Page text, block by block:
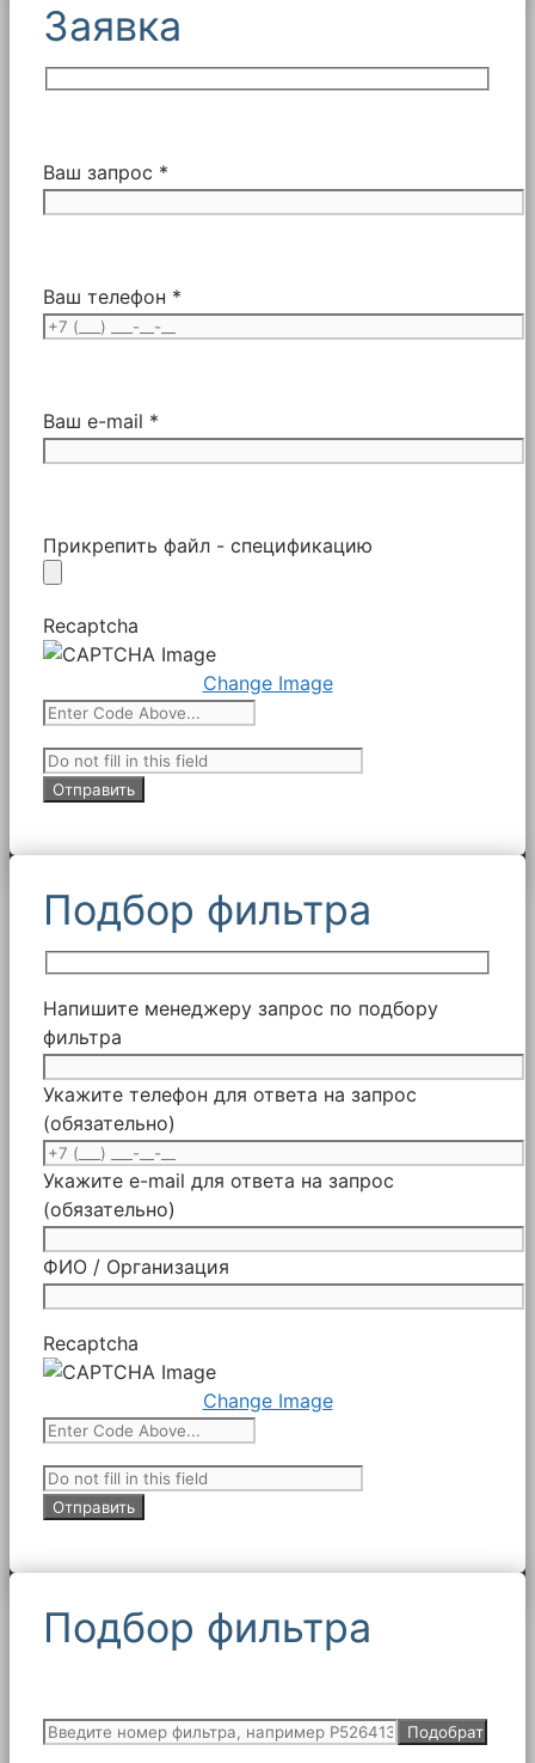
Заявка
Ваш запрос *
Ваш телефон *
Ваш e-mail *
Прикрепить файл - спецификацию
Recaptcha
Change Image
Подбор фильтра
Напишите менеджеру запрос по подбору
фильтра
Укажите телефон для ответа на запрос
(обязательно)
Укажите e-mail для ответа на запрос
(обязательно)
ФИО / Организация
Recaptcha
Change Image
Подбор фильтра